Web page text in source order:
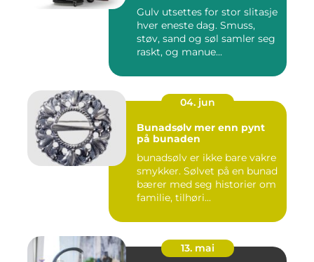
Gulv utsettes for stor slitasje
hver eneste dag. Smuss,
støv, sand og søl samler seg
raskt, og manue...
04. jun
Bunadsølv mer enn pynt
på bunaden
bunadsølv er ikke bare vakre
smykker. Sølvet på en bunad
bærer med seg historier om
familie, tilhøri...
13. mai